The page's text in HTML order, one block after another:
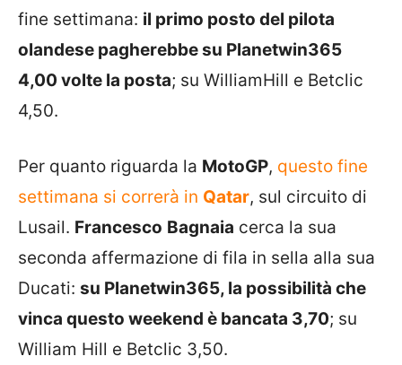
fine settimana: il primo posto del pilota
olandese pagherebbe su Planetwin365
4,00 volte la posta; su WilliamHill e Betclic
4,50.
Per quanto riguarda la MotoGP, questo fine
settimana si correrà in Qatar, sul circuito di
Lusail. Francesco Bagnaia cerca la sua
seconda affermazione di fila in sella alla sua
Ducati: su Planetwin365, la possibilità che
vinca questo weekend è bancata 3,70; su
William Hill e Betclic 3,50.